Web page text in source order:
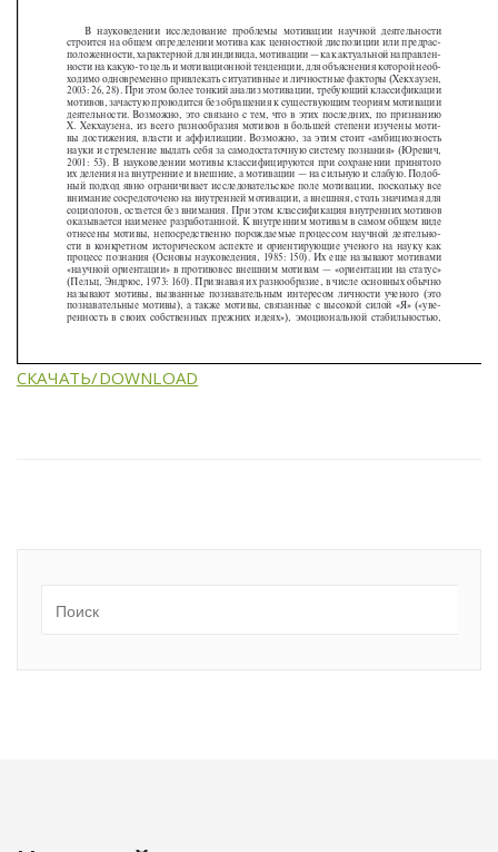
СКАЧАТЬ/DOWNLOAD